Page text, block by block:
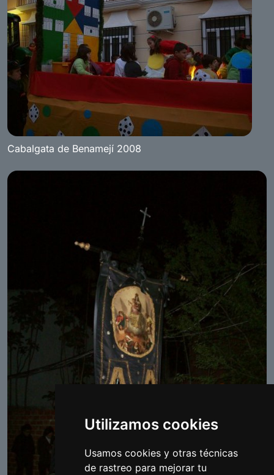
Utilizamos cookies
Usamos cookies y otras técnicas
de rastreo para mejorar tu
Cabalgata de Benamejí 2008